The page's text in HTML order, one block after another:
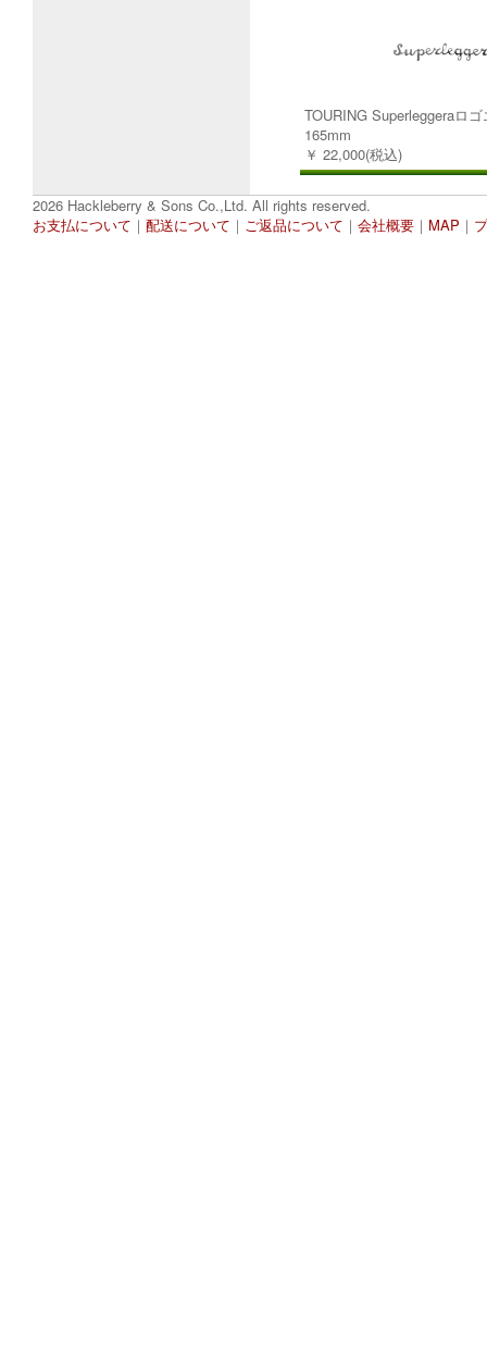
TOURING Superleggeraロ
165mm
￥ 22,000(税込)
2026 Hackleberry & Sons Co.,Ltd. All rights reserved.
お支払について ｜ 配送について ｜ ご返品について ｜ 会社概要 ｜ MAP ｜